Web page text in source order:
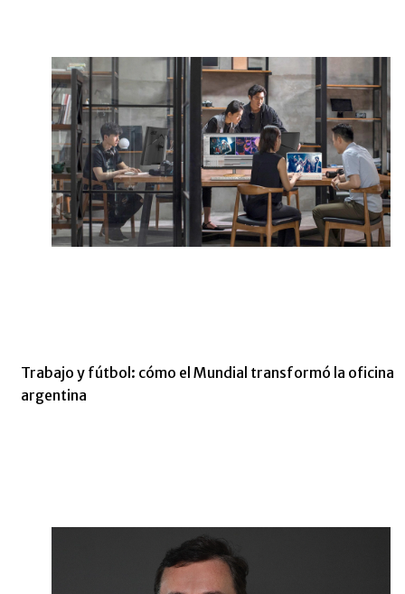
Trabajo y fútbol: cómo el Mundial transformó la oficina
argentina